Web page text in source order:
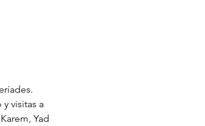
visitas a
Yad